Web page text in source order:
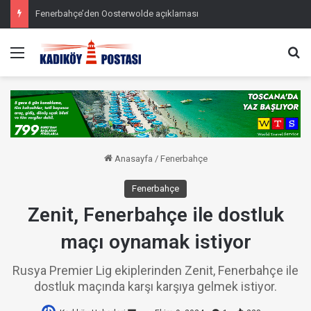
Fenerbahçe’den Oosterwolde açıklaması
Menü
Anasayfa / Fenerbahçe
Fenerbahçe
Zenit, Fenerbahçe ile dostluk
maçı oynamak istiyor
Rusya Premier Lig ekiplerinden Zenit, Fenerbahçe ile
dostluk maçında karşı karşıya gelmek istiyor.